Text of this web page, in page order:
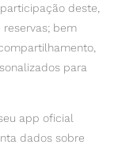
deste,
reservas; bem
para
app oficial
dados sobre